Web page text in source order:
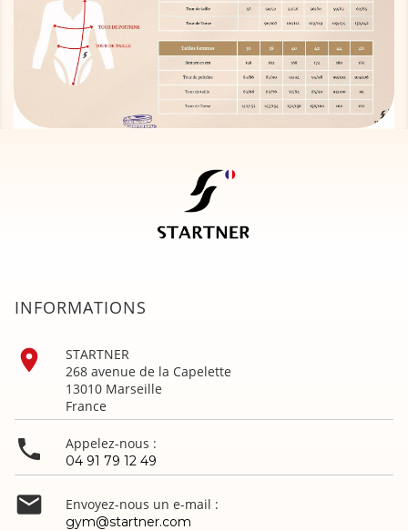
INFORMATIONS

STARTNER
268 avenue de la Capelette
13010 Marseille
France
 Appelez-nous :
04 91 79 12 49
 Envoyez-nous un e-mail :
gym@startner.com